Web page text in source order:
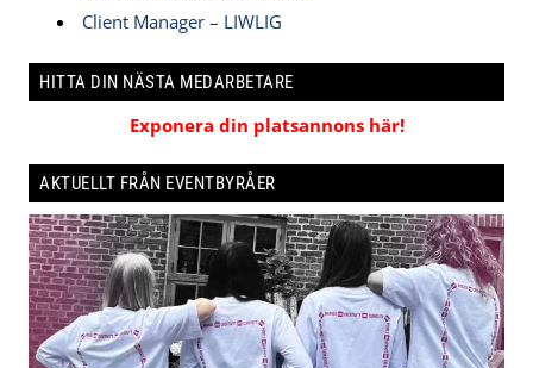
Client Manager – LIWLIG
HITTA DIN NÄSTA MEDARBETARE
Exponera din platsannons här!
AKTUELLT FRÅN EVENTBYRÅER